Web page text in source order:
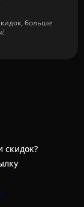
больше
скидок?